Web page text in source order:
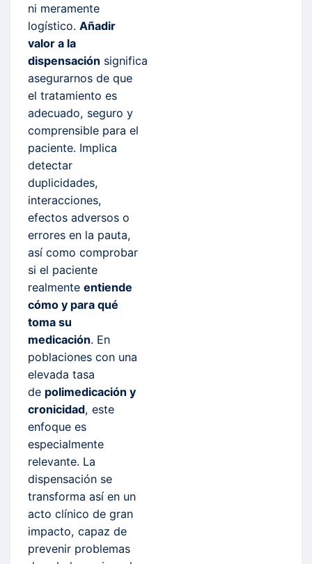
ni meramente
logístico. Añadir
valor a la
dispensación significa
asegurarnos de que
el tratamiento es
adecuado, seguro y
comprensible para el
paciente. Implica
detectar
duplicidades,
interacciones,
efectos adversos o
errores en la pauta,
así como comprobar
si el paciente
realmente entiende
cómo y para qué
toma su
medicación. En
poblaciones con una
elevada tasa
de polimedicación y
cronicidad, este
enfoque es
especialmente
relevante. La
dispensación se
transforma así en un
acto clínico de gran
impacto, capaz de
prevenir problemas